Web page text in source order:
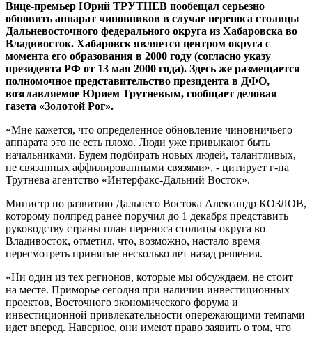
Вице-премьер Юрий ТРУТНЕВ пообещал серьезно
обновить аппарат чиновников в случае переноса столицы
Дальневосточного федерального округа из Хабаровска во
Владивосток. Хабаровск является центром округа с
момента его образования в 2000 году (согласно указу
президента РФ от 13 мая 2000 года). Здесь же размещается
полномочное представительство президента в ДФО,
возглавляемое Юрием Трутневым, сообщает деловая
газета «Золотой Рог».
«Мне кажется, что определенное обновление чиновничьего
аппарата это не есть плохо. Люди уже привыкают быть
начальниками. Будем подбирать новых людей, талантливых,
не связанных аффилированными связями», - цитирует г-на
Трутнева агентство «Интерфакс-Дальний Восток».
Министр по развитию Дальнего Востока Александр КОЗЛОВ,
которому полпред ранее поручил до 1 декабря представить
руководству страны план переноса столицы округа во
Владивосток, отметил, что, возможно, настало время
пересмотреть принятые несколько лет назад решения.
«Ни один из тех регионов, которые мы обсуждаем, не стоит
на месте. Приморье сегодня при наличии инвестиционных
проектов, Восточного экономического форума и
инвестиционной привлекательности опережающими темпами
идет вперед. Наверное, они имеют право заявить о том, что